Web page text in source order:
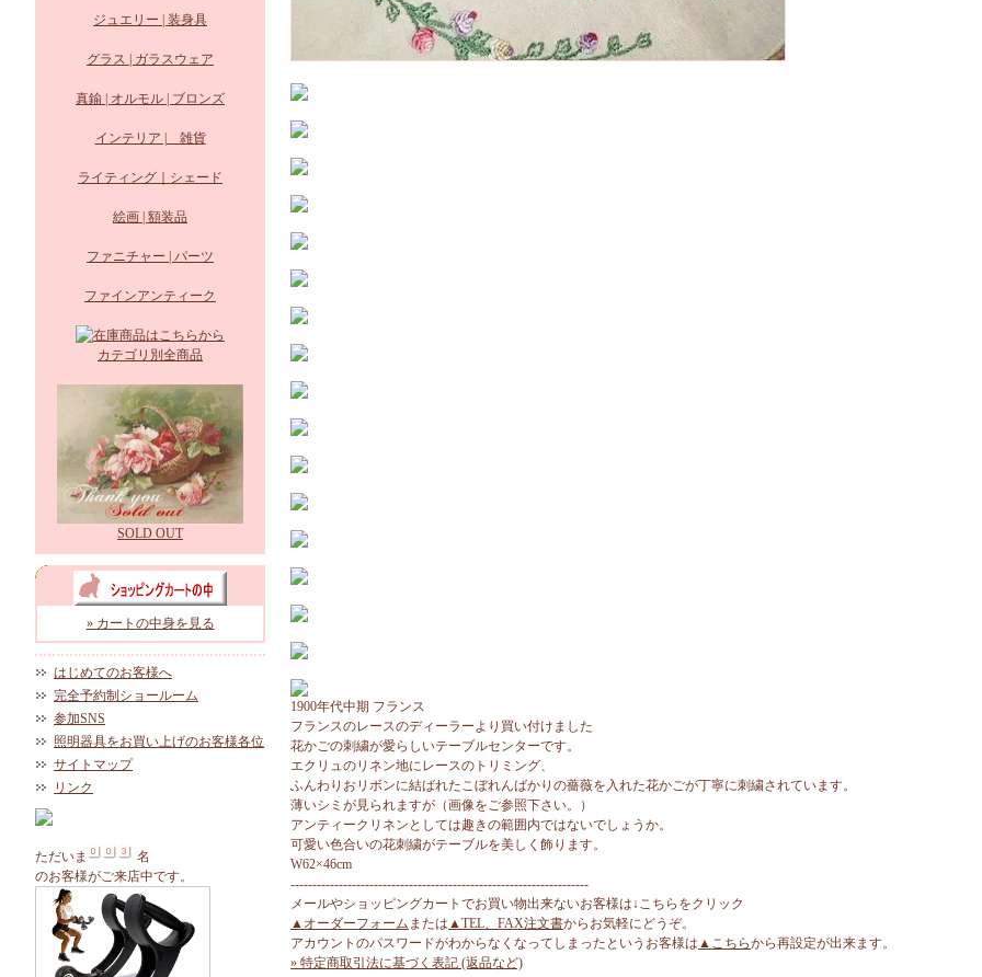
ジュエリー | 装身具
グラス | ガラスウェア
真鍮 | オルモル | ブロンズ
インテリア | 雑貨
ライティング｜シェード
絵画 | 額装品
ファニチャー | パーツ
ファインアンティーク
カテゴリ別全商品
SOLD OUT
» カートの中身を見る
はじめてのお客様へ
完全予約制ショールーム
参加SNS
照明器具をお買い上げのお客様各位
サイトマップ
リンク
ただいま
名
のお客様がご来店中です。
1900年代中期 フランス
フランスのレースのディーラーより買い付けました
花かごの刺繍が愛らしいテーブルセンターです。
エクリュのリネン地にレースのトリミング、
ふんわりおリボンに結ばれたこぼれんばかりの薔薇を入れた花かごが丁寧に刺繍されています。
薄いシミが見られますが（画像をご参照下さい。）
アンティークリネンとしては趣きの範囲内ではないでしょうか。
可愛い色合いの花刺繍がテーブルを美しく飾ります。
W62×46cm
--------------------------------------------------------------------
メールやショッピングカートでお買い物出来ないお客様は↓こちらをクリック
▲オーダーフォーム または ▲TEL、FAX注文書からお気軽にどうぞ。
アカウントのパスワードがわからなくなってしまったというお客様は ▲こちらから再設定が出来ます。
» 特定商取引法に基づく表記 (返品など)